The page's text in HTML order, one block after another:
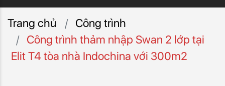
Trang chủ
Công trình
Công trình thảm nhập Swan 2 lớp tại
Elit T4 tòa nhà Indochina với 300m2